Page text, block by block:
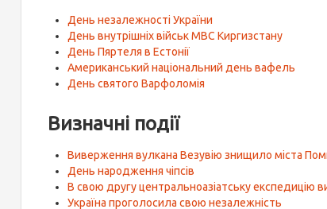
День незалежності України
День внутрішніх військ МВС Киргизстану
День Пяртеля в Естонії
Американський національний день вафель
День святого Варфоломія
Визначні події
Виверження вулкана Везувію знищило міста
День народження чіпсів
В свою другу центральноазіатську
Україна проголосила свою незалежність